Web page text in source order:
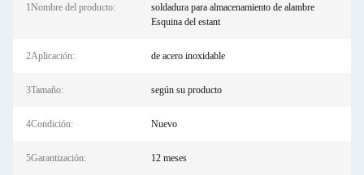
1Nombre del producto:
soldadura para almacenamiento de alambre
Esquina del estant
2Aplicación: de acero inoxidable
3Tamaño: según su producto
4Condición: Nuevo
5Garantización: 12 meses